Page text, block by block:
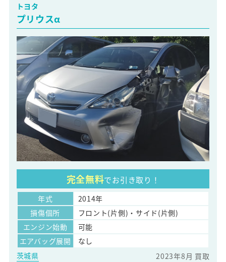
トヨタ
プリウスα
完全無料でお引き取り！
年式
2014年
損傷個所
フロント(片側)・サイド(片側)
エンジン始動
可能
エアバッグ展開
なし
茨城県
2023年8月 買取